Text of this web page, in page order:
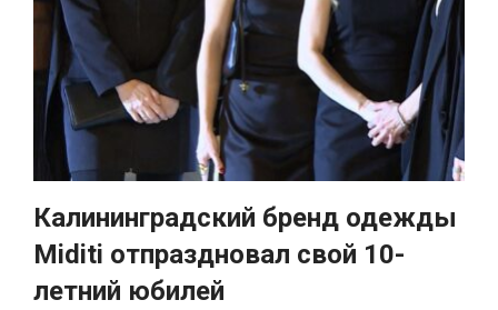
Калининградский бренд одежды
Miditi отпраздновал свой 10-
летний юбилей